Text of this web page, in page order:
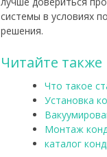
системы в условиях
решения.
Читайте также
Что такое
Установка
Монтаж
каталог